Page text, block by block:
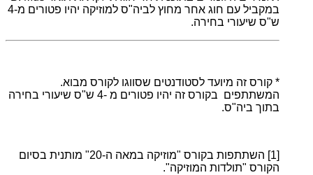
במקביל עם חוג אחר מחוץ לביה"ס למוזיקה יהיו פטורים מ-4
ש"ס שיעורי בחירה.
* קורס זה מיועד לסטודנטים שסווגו לקורס מבוא.
המשתתפים בקורס זה יהיו פטורים מ -4 ש"ס שיעורי בחירה
בתוך ביה"ס.
[1]
השתתפות בקורס "מוזיקה במאה ה-20" מותנית בסיום
הקורס "תולדות המוזיקה".